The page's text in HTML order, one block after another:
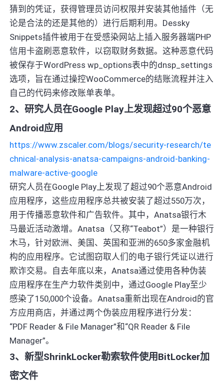
猜到的凭证，获得管理员访问权限并安装其他插件（无
论是合法的还是其他的）进行后期利用。Dessky
Snippets插件被用于在受感染网站上插入服务器端PHP
信用卡盗刷恶意软件，以窃取财务数据。这种恶意代码
被保存于WordPress wp_options表中的dnsp_settings
选项，旨在通过操控WooCommerce的结账流程并注入
自己的代码来修改账单表单。
2、研究人员在Google Play上发现超过90个恶意
Android应用
https://www.zscaler.com/blogs/security-research/te
chnical-analysis-anatsa-campaigns-android-banking-
malware-active-google
研究人员在Google Play上发现了超过90个恶意Android
应用程序，这些应用程序总共被安装了超过550万次，
用于传播恶意软件和广告软件。其中，Anatsa银行木
马最近活动激增。Anatsa（又称“Teabot”）是一种银行
木马，针对欧洲、美国、英国和亚洲的650多家金融机
构的应用程序。它试图窃取人们的电子银行凭证以进行
欺诈交易。自去年底以来，Anatsa通过使用各种伪装
应用程序在生产力软件类别中，通过Google Play至少
感染了150,000个设备。Anatsa重新出现在Android的官
方应用商店，并通过两个伪装应用程序进行分发：
“PDF Reader & File Manager”和“QR Reader & File
Manager”。
3、新型ShrinkLocker勒索软件使用BitLocker加
密文件